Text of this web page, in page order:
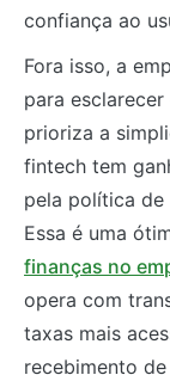
confiança ao
Fora isso, a
para
prioriza a
fintech tem
pela política de
Essa é uma
finanças no
opera com
taxas mais
recebimento